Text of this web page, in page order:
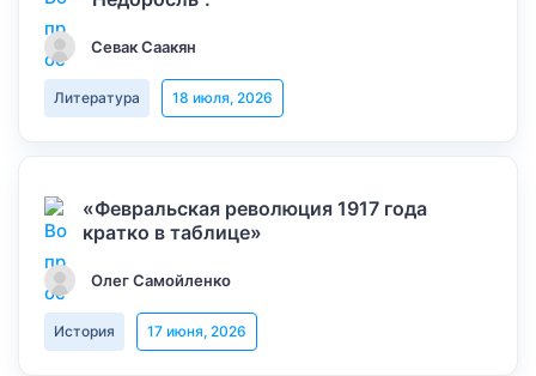
Севак Саакян
Литература 18 июля, 2026
«Февральская революция 1917 года
кратко в таблице»
Олег Самойленко
История 17 июня, 2026